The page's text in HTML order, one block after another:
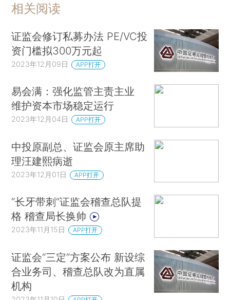
相关阅读
证监会修订私募办法 PE/VC投
资门槛拟300万元起
2023年12月09日 APP打开
易会满：强化监管主责主业
维护资本市场稳定运行
2023年12月04日 APP打开
中投原副总、证监会原主席助
理汪建熙病逝
2023年12月01日 APP打开
“长牙带刺”证监会稽查总队提
格 稽查局长换帅
2023年11月15日 APP打开
证监会“三定”方案公布 新设综
合业务司、稽查总队改为直属
机构